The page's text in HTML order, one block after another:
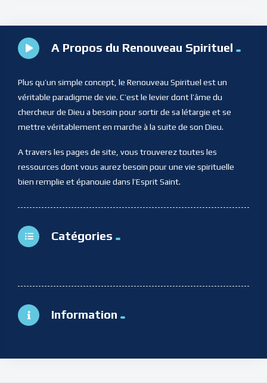
A Propos du Renouveau Spirituel
Plus qu’un simple concept, le Renouveau Spirituel est un
véritable paradigme de vie. C’est le levier dont l’âme du
chercheur de Dieu a besoin pour sortir de sa létargie et se
mettre véritablement en marche à la suite de son Dieu.
A travers les pages de site, vous trouverez toutes les
ressources dont vous aurez besoin pour une vie spirituelle
bien remplie et épanouie dans l’Esprit Saint.
Catégories
Information